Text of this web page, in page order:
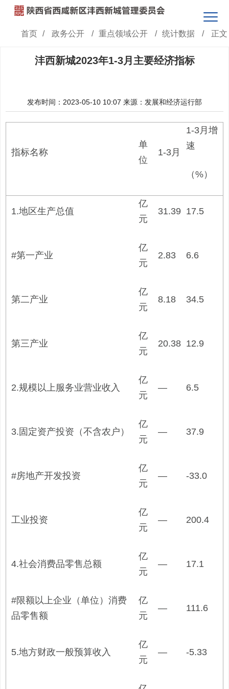
首页 / 政务公开 / 重点领域公开 / 统计数据 / 正文
沣西新城2023年1-3月主要经济指标
发布时间：2023-05-10 10:07 来源：发展和经济运行部
指标名称
单
位
1-3月
1-3月增
速
（%）
1.地区生产总值
亿
元
31.39 17.5
#第一产业
亿
元
2.83 6.6
第二产业
亿
元
8.18 34.5
第三产业
亿
元
20.38 12.9
2.规模以上服务业营业收入
亿
元
— 6.5
3.固定资产投资（不含农户）
亿
元
— 37.9
#房地产开发投资
亿
元
— -33.0
工业投资
亿
元
— 200.4
4.社会消费品零售总额
亿
元
— 17.1
#限额以上企业（单位）消费
品零售额
亿
元
— 111.6
5.地方财政一般预算收入
亿
元
— -5.33